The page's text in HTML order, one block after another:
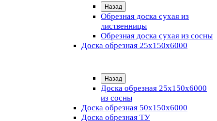
Назад
Обрезная доска сухая из
лиственницы
Обрезная доска сухая из сосны
Доска обрезная 25х150х6000
Назад
Доска обрезная 25x150x6000
из сосны
Доска обрезная 50х150х6000
Доска обрезная ТУ